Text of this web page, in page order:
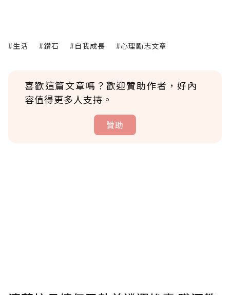
#生活 #鑽石 #自我成長 #心理勵志文章
喜歡這篇文章嗎？歡迎贊助作者，好內
容值得更多人支持。
贊助